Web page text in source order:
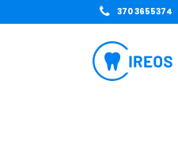
370 3655374